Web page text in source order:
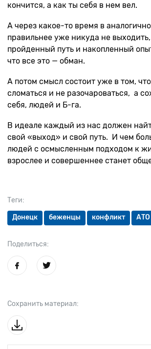
Теги:
Донецк беженцы конфликт АТО
Поделиться:
Сохранить материал:
кончится, а как ты себя в нем вел.
А через какое-то время в
правильнее уже никуда не
пройденный путь и накопленный
что все это — обман.
А потом смысл состоит уже в том,
сломаться и не разочароваться, а
себя, людей и Б-га.
В идеале каждый из нас должен
свой «выход» и свой путь. И чем
людей с осмысленным подходом к
взрослее и совершеннее станет